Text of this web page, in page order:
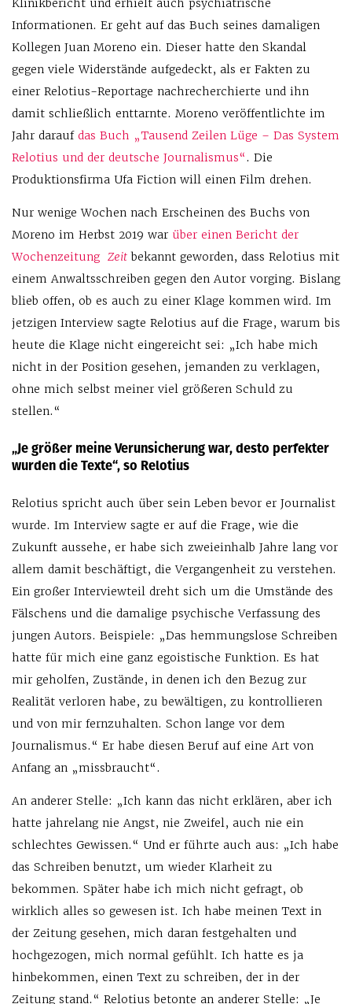
Klinikbericht und erhielt auch psychiatrische
Informationen. Er geht auf das Buch seines damaligen
Kollegen Juan Moreno ein. Dieser hatte den Skandal
gegen viele Widerstände aufgedeckt, als er Fakten zu
einer Relotius-Reportage nachrecherchierte und ihn
damit schließlich enttarnte. Moreno veröffentlichte im
Jahr darauf das Buch „Tausend Zeilen Lüge – Das System
Relotius und der deutsche Journalismus“. Die
Produktionsfirma Ufa Fiction will einen Film drehen.
Nur wenige Wochen nach Erscheinen des Buchs von
Moreno im Herbst 2019 war über einen Bericht der
Wochenzeitung Zeit bekannt geworden, dass Relotius mit
einem Anwaltsschreiben gegen den Autor vorging. Bislang
blieb offen, ob es auch zu einer Klage kommen wird. Im
jetzigen Interview sagte Relotius auf die Frage, warum bis
heute die Klage nicht eingereicht sei: „Ich habe mich
nicht in der Position gesehen, jemanden zu verklagen,
ohne mich selbst meiner viel größeren Schuld zu
stellen.“
„Je größer meine Verunsicherung war, desto perfekter
wurden die Texte“, so Relotius
Relotius spricht auch über sein Leben bevor er Journalist
wurde. Im Interview sagte er auf die Frage, wie die
Zukunft aussehe, er habe sich zweieinhalb Jahre lang vor
allem damit beschäftigt, die Vergangenheit zu verstehen.
Ein großer Interviewteil dreht sich um die Umstände des
Fälschens und die damalige psychische Verfassung des
jungen Autors. Beispiele: „Das hemmungslose Schreiben
hatte für mich eine ganz egoistische Funktion. Es hat
mir geholfen, Zustände, in denen ich den Bezug zur
Realität verloren habe, zu bewältigen, zu kontrollieren
und von mir fernzuhalten. Schon lange vor dem
Journalismus.“ Er habe diesen Beruf auf eine Art von
Anfang an „missbraucht“.
An anderer Stelle: „Ich kann das nicht erklären, aber ich
hatte jahrelang nie Angst, nie Zweifel, auch nie ein
schlechtes Gewissen.“ Und er führte auch aus: „Ich habe
das Schreiben benutzt, um wieder Klarheit zu
bekommen. Später habe ich mich nicht gefragt, ob
wirklich alles so gewesen ist. Ich habe meinen Text in
der Zeitung gesehen, mich daran festgehalten und
hochgezogen, mich normal gefühlt. Ich hatte es ja
hinbekommen, einen Text zu schreiben, der in der
Zeitung stand.“ Relotius betonte an anderer Stelle: „Je